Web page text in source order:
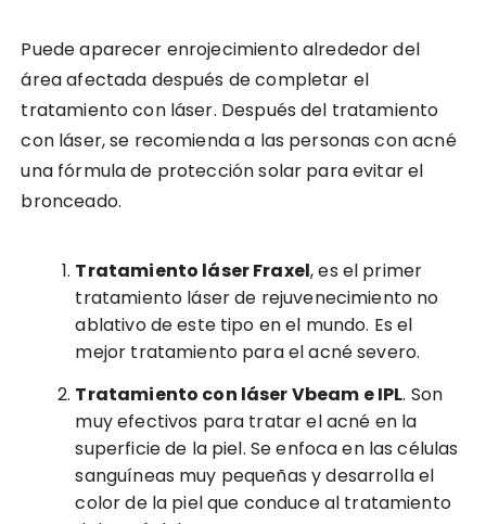
Puede aparecer enrojecimiento alrededor del
área afectada después de completar el
tratamiento con láser. Después del tratamiento
con láser, se recomienda a las personas con acné
una fórmula de protección solar para evitar el
bronceado.
Tratamiento láser Fraxel, es el primer
tratamiento láser de rejuvenecimiento no
ablativo de este tipo en el mundo. Es el
mejor tratamiento para el acné severo.
Tratamiento con láser Vbeam e IPL. Son
muy efectivos para tratar el acné en la
superficie de la piel. Se enfoca en las células
sanguíneas muy pequeñas y desarrolla el
color de la piel que conduce al tratamiento